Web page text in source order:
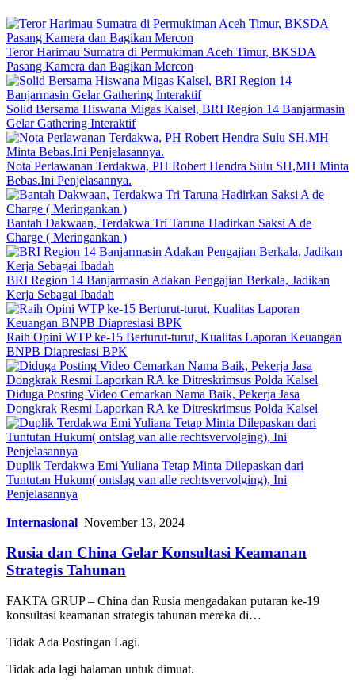
Teror Harimau Sumatra di Permukiman Aceh Timur, BKSDA
Pasang Kamera dan Bagikan Mercon
Solid Bersama Hiswana Migas Kalsel, BRI Region 14 Banjarmasin
Gelar Gathering Interaktif
Nota Perlawanan Terdakwa, PH Robert Hendra Sulu SH,MH Minta
Bebas.Ini Penjelasannya.
Bantah Dakwaan, Terdakwa Tri Taruna Hadirkan Saksi A de
Charge ( Meringankan )
BRI Region 14 Banjarmasin Adakan Pengajian Berkala, Jadikan
Kerja Sebagai Ibadah
Raih Opini WTP ke-15 Berturut-turut, Kualitas Laporan Keuangan
BNPB Diapresiasi BPK
Diduga Posting Video Cemarkan Nama Baik, Pekerja Jasa
Dongkrak Resmi Laporkan RA ke Ditreskrimsus Polda Kalsel
Duplik Terdakwa Emi Yuliana Tetap Minta Dilepaskan dari
Tuntutan Hukum( ontslag van alle rechtsvervolging), Ini
Penjelasannya
Internasional November 13, 2024
Rusia dan China Gelar Konsultasi Keamanan
Strategis Tahunan
FAKTA GRUP – China dan Rusia mengadakan putaran ke-19
konsultasi keamanan strategis tahunan mereka di…
Tidak Ada Postingan Lagi.
Tidak ada lagi halaman untuk dimuat.